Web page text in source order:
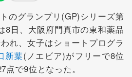
のグランプリ(GP)シリーズ第
8日、大阪府門真市の東和薬品
れ、女子はショートプログラ
新葉(ノエビア)がフリーで8位
点で9位となった。